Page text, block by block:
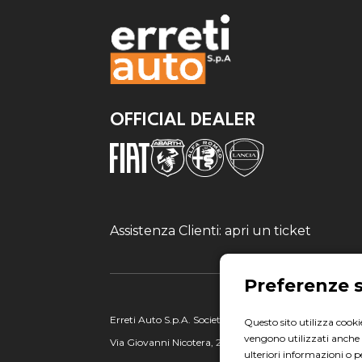
OFFICIAL DEALER
Assistenza Clienti: apri un ticket
Erreti Auto S.p.A. Società soggetta ad attività di
Via Giovanni Nicotera, 29 - 00195 Roma
Questo sito utilizza
vengono utilizzati anche
ulteriori informazioni o